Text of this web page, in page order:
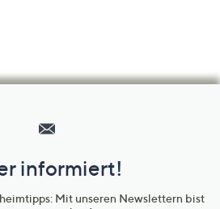
informiert!
Mit unseren Newslettern bist